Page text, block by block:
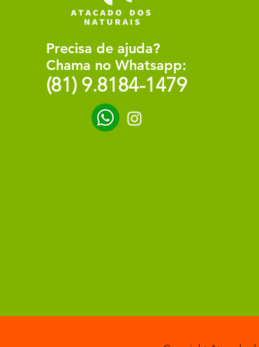
Precisa de ajuda?
Chama no Whatsapp:
(81) 9.8184-1479